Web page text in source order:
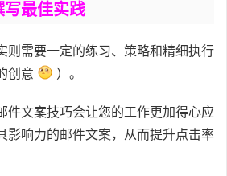
写最佳实践
则需要一定的练习、策略和精细执行
创意
）。
件文案技巧会让您的工作更加得心应
影响力的邮件文案，从而提升点击率